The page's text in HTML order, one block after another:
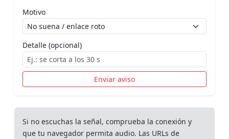
Motivo
Detalle (opcional)
Enviar aviso
Si no escuchas la señal, comprueba la conexión y
que tu navegador permita audio. Las URLs de